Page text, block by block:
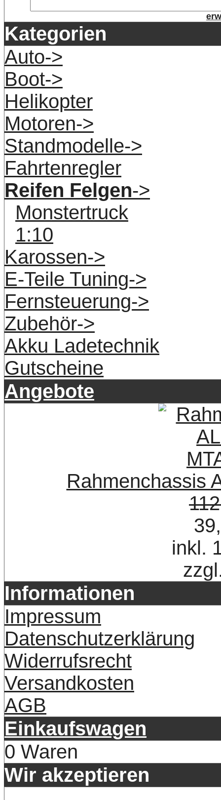
Kategorien
Auto->
Boot->
Helikopter
Motoren->
Standmodelle->
Fahrtenregler
Reifen Felgen->
Monstertruck
1:10
Karossen->
E-Teile Tuning->
Fernsteuerung->
Zubehör->
Akku Ladetechnik
Gutscheine
Angebote
Rahmenchassis
inkl.
Informationen
Impressum
Datenschutzerklärung
Widerrufsrecht
Versandkosten
AGB
Einkaufswagen
0 Waren
Wir akzeptieren